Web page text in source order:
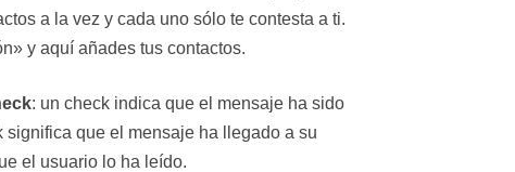
a la vez y cada uno sólo te contesta a ti.
y aquí añades tus contactos.
: un check indica que el mensaje ha sido
que el mensaje ha llegado a su
el usuario lo ha leído.